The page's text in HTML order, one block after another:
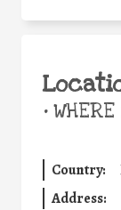
•
Country:
Address: